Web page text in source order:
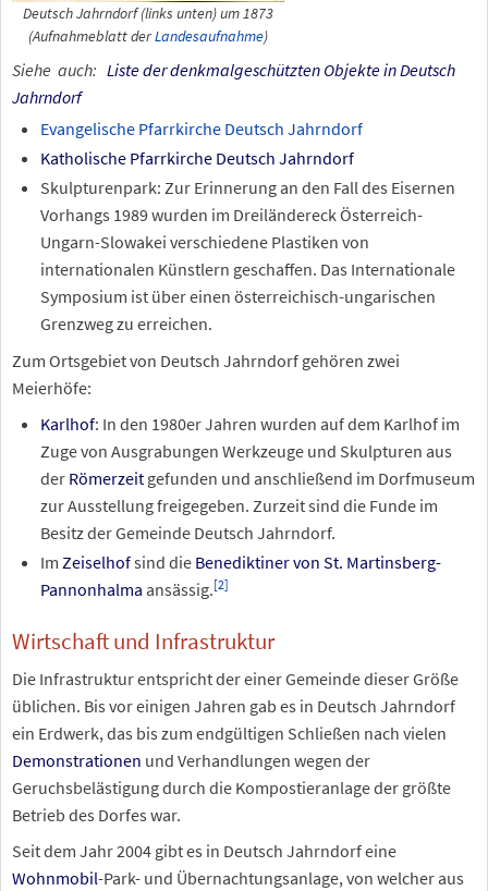
Deutsch Jahrndorf (links unten) um 1873
(Aufnahmeblatt derLandesaufnahme)
Siehe auch: Liste der denkmalgeschützten Objekte in Deutsch
Jahrndorf
Evangelische Pfarrkirche Deutsch Jahrndorf
Katholische Pfarrkirche Deutsch Jahrndorf
Skulpturenpark: Zur Erinnerung an den Fall des Eisernen
Vorhangs 1989 wurden im Dreiländereck Österreich-
Ungarn-Slowakei verschiedene Plastiken von
internationalen Künstlern geschaffen. Das Internationale
Symposium ist über einen österreichisch-ungarischen
Grenzweg zu erreichen.
Zum Ortsgebiet von Deutsch Jahrndorf gehören zwei
Meierhöfe:
Karlhof: In den 1980er Jahren wurden auf dem Karlhof im
Zuge von Ausgrabungen Werkzeuge und Skulpturen aus
der Römerzeitgefunden und anschließend im Dorfmuseum
zur Ausstellung freigegeben. Zurzeit sind die Funde im
Besitz der Gemeinde Deutsch Jahrndorf.
Im Zeiselhofsind die Benediktiner von St. Martinsberg-
Pannonhalma ansässig.[2]
Wirtschaft und Infrastruktur
Die Infrastruktur entspricht der einer Gemeinde dieser Größe
üblichen. Bis vor einigen Jahren gab es in Deutsch Jahrndorf
ein Erdwerk, das bis zum endgültigen Schließen nach vielen
Demonstrationen und Verhandlungen wegen der
Geruchsbelästigung durch die Kompostieranlage der größte
Betrieb des Dorfes war.
Seit dem Jahr 2004 gibt es in Deutsch Jahrndorf eine
Wohnmobil-Park- und Übernachtungsanlage, von welcher aus